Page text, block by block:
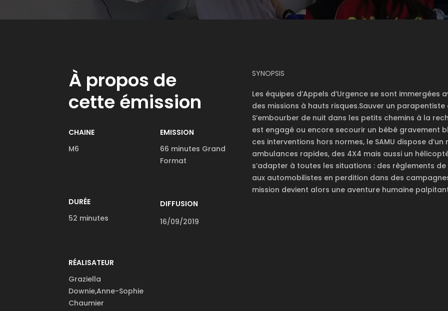
À propos de
cette émission
CHAINE
M6
EMISSION
66 minutes Grand
Format
DURÉE
52 minutes
DIFFUSION
16/09/2019
RÉALISATEUR
Graziella
Downie,Anne-Sophie
Chaumier
SYNOPSIS
Les équipes d’Appels d’Urgence se sont
des missions à hauts risques.Sauver un
S’embourber de nuit dans les petits chemins à la
est engagé ou encore secourir un bébé gravement
ces interventions hors normes, le SAMU dispose
ambulances rapides, des 4X4 mais aussi un
s’adapter à toutes les situations : des règlements
aux automobilistes en perdition dans des
mission devient alors une aventure humaine